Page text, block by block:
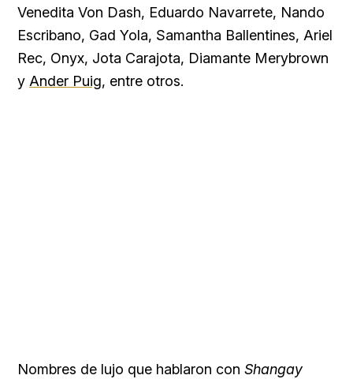
Venedita Von Dash, Eduardo Navarrete, Nando
Escribano, Gad Yola, Samantha Ballentines, Ariel
Rec, Onyx, Jota Carajota, Diamante Merybrown
y Ander Puig, entre otros.
Nombres de lujo que hablaron con Shangay